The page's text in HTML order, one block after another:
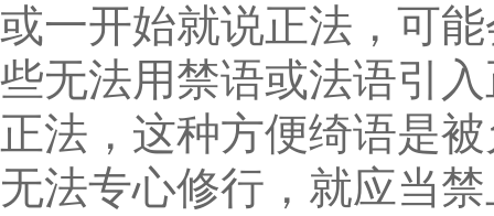
或一开始就说正法，可
些无法用禁语或法语引
正法，这种方便绮语是
无法专心修行，就应当